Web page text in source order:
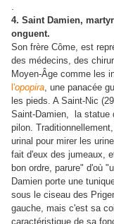
4. Saint Damien,
onguent.
Son frère Côme, est
des médecins, des
Moyen-Âge comme les
l'opopira, une panacée
les pieds. A Saint-Nic
Saint-Damien, la statue
pilon.
urinal pour mirer les
fait d'eux des jumeaux,
bon ordre, parure" d'où
Damien porte une
sous le ciseau des
gauche, mais c'est sa
caractéristique de sa